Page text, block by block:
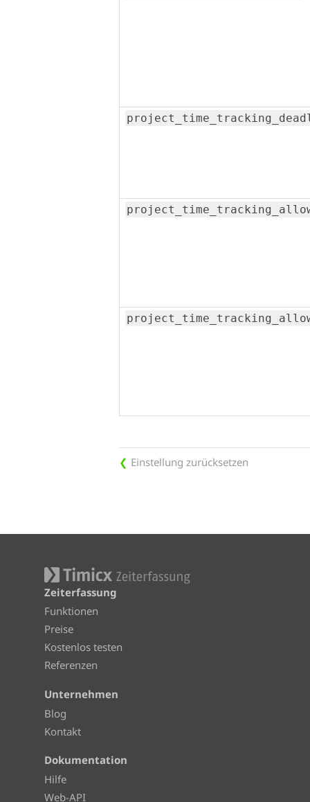
Einstellung zurücksetzen
Zeiterfassung
Funktionen
Preise
Kostenlos testen
Referenzen
Unternehmen
Blog
Kontakt
Dokumentation
Hilfe
Web-API